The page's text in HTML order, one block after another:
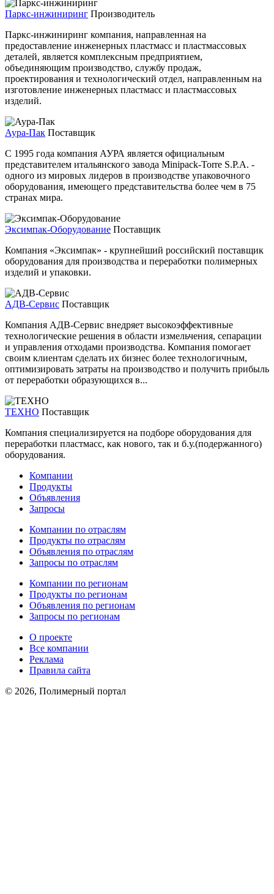
Паркс-инжиниринг Производитель
Паркс-инжиниринг компания, направленная на
предоставление инженерных пластмасс и пластмассовых
деталей, является комплексным предприятием,
объединяющим производство, службу продаж,
проектирования и технологический отдел, направленным на
изготовление инженерных пластмасс и пластмассовых
изделий.
Аура-Пак Поставщик
С 1995 года компания АУРА является официальным
представителем итальянского завода Minipack-Torre S.P.A. -
одного из мировых лидеров в производстве упаковочного
оборудования, имеющего представительства более чем в 75
странах мира.
Эксимпак-Оборудование Поставщик
Компания «Эксимпак» - крупнейший российский поставщик
оборудования для производства и переработки полимерных
изделий и упаковки.
АДВ-Сервис Поставщик
Компания АДВ-Сервис внедряет высокоэффективные
технологические решения в области измельчения, сепарации
и управления отходами производства. Компания помогает
своим клиентам сделать их бизнес более технологичным,
оптимизировать затраты на производство и получить прибыль
от переработки образующихся в...
ТЕХНО Поставщик
Компания специализируется на подборе оборудования для
переработки пластмасс, как нового, так и б.у.(подержанного)
оборудования.
Компании
Продукты
Объявления
Запросы
Компании по отраслям
Продукты по отраслям
Объявления по отраслям
Запросы по отраслям
Компании по регионам
Продукты по регионам
Объявления по регионам
Запросы по регионам
О проекте
Все компании
Реклама
Правила сайта
© 2026, Полимерный портал